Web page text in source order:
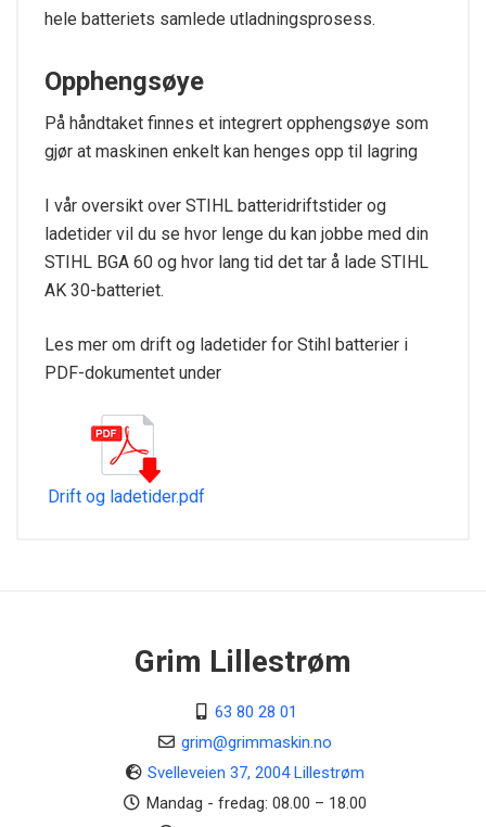
hele batteriets samlede utladningsprosess.
Opphengsøye
På håndtaket finnes et integrert opphengsøye som
gjør at maskinen enkelt kan henges opp til lagring
I vår oversikt over STIHL batteridriftstider og
ladetider vil du se hvor lenge du kan jobbe med din
STIHL BGA 60 og hvor lang tid det tar å lade STIHL
AK 30-batteriet.
Les mer om drift og ladetider for Stihl batterier i
PDF-dokumentet under
Drift og ladetider.pdf
Lithium-Ion AK-SystemGrim Lillestrøm
63 80 28 01
grim@grimmaskin.no
Svelleveien 37, 2004 Lillestrøm
Mandag - fredag: 08.00 – 18.00